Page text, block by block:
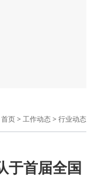
首页> 工作动态> 行业动态
于首届全国